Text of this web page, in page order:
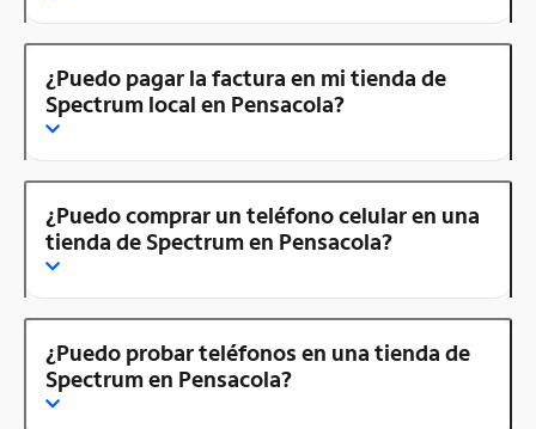
¿Puedo pagar la factura en mi tienda de
Spectrum local en Pensacola?
¿Puedo comprar un teléfono celular en una
tienda de Spectrum en Pensacola?
¿Puedo probar teléfonos en una tienda de
Spectrum en Pensacola?